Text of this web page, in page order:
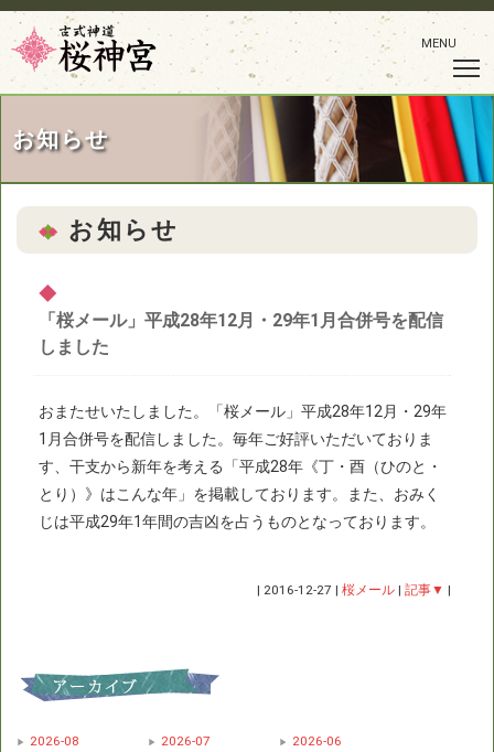
MENU
お知らせ
2026-08 2026-07
2026-06
お知らせ
◆
「桜メール」平成28年12月・29年1月合併号を配信
しました
おまたせいたしました。「桜メール」平成28年12月・29年
1月合併号を配信しました。毎年ご好評いただいておりま
す、干支から新年を考える「平成28年《丁・酉（ひのと・
とり）》はこんな年」を掲載しております。また、おみく
じは平成29年1年間の吉凶を占うものとなっております。
| 2016-12-27 |桜メール |記事▼ |